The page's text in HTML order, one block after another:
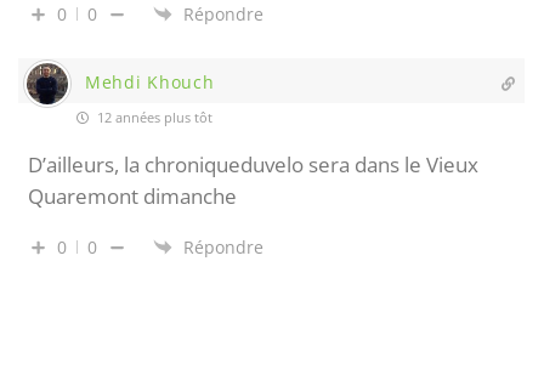
0 0 Répondre
Mehdi Khouch
12 années plus tôt
D’ailleurs, la chroniqueduvelo sera dans le Vieux
Quaremont dimanche
0 0 Répondre